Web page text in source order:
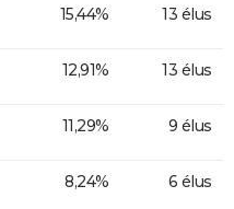
15,44% 13 élus
12,91% 13 élus
11,29% 9 élus
8,24% 6 élus